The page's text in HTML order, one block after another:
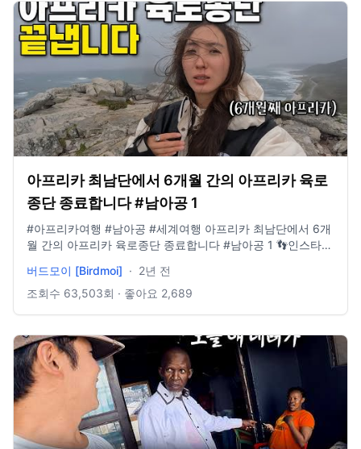
Gentle" by Josh Woodward. Free download:
http://joshwoodward.com/ Music Playlist by
http://reurl.kr/259358BAEF
------------------------------------------------- 인스타
http://www.instagram.com/jay_yj_w ------------------------
-------------------------------- 🎵Music provided by 브금대
통령 🎵Track : Piece of Cake -
https://youtu.be/P0SfHRQY1A4 🎵Track : Lazy Morning -
https://youtu.be/EXyyYIT3Gy8 🎵Track : Confusing Road
- https://youtu.be/ydPppyQQdPc 🎵Track : Street Food
Fighter - https://youtu.be/Iqu_GHcdgaw 🎵Track : Spring
Step - https://youtu.be/PvvaZaaHAm8
아프리카 최남단에서 6개월 간의 아프리카 육로
종단 종료합니다 #남아공 1
#아프리카여행 #남아공 #세계여행 아프리카 최남단에서 6개
월 간의 아프리카 육로종단 종료합니다 #남아공 1 👣인스타
birdmoi@naver.com [촬영 장비] 🎥Camera 1 : gopro10,
iphone14 pro 🎵Music provided by Artlist
버드모이 [Birdmoi] · 2년 전
조회수 63,503회 · 좋아요 2,689